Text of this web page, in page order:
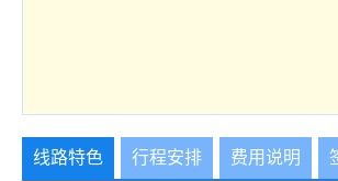
线路特色 行程安排 费用说明